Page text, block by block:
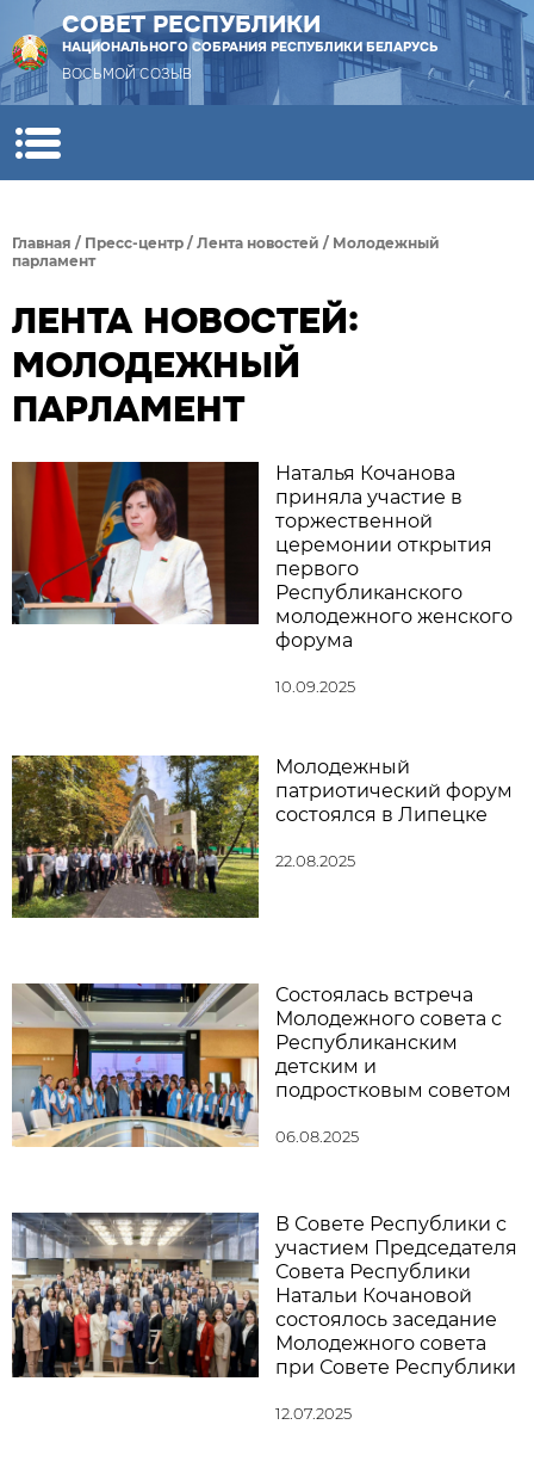
СОВЕТ РЕСПУБЛИКИ
НАЦИОНАЛЬНОГО СОБРАНИЯ РЕСПУБЛИКИ БЕЛАРУСЬ
ВОСЬМОЙ СОЗЫВ
Главная / Пресс-центр / Лента новостей / Молодежный
парламент
ЛЕНТА НОВОСТЕЙ:
МОЛОДЕЖНЫЙ
ПАРЛАМЕНТ
Наталья Кочанова
приняла участие в
торжественной
церемонии открытия
первого
Республиканского
молодежного женского
форума
10.09.2025
Молодежный
патриотический форум
состоялся в Липецке
22.08.2025
Состоялась встреча
Молодежного совета с
Республиканским
детским и
подростковым советом
06.08.2025
В Совете Республики с
участием Председателя
Совета Республики
Натальи Кочановой
состоялось заседание
Молодежного совета
при Совете Республики
12.07.2025